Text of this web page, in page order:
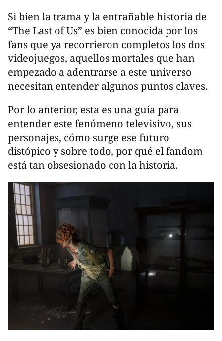
Si bien la trama y la entrañable historia de
“The Last of Us” es bien conocida por los
fans que ya recorrieron completos los dos
videojuegos, aquellos mortales que han
empezado a adentrarse a este universo
necesitan entender algunos puntos claves.
Por lo anterior, esta es una guía para
entender este fenómeno televisivo, sus
personajes, cómo surge ese futuro
distópico y sobre todo, por qué el fandom
está tan obsesionado con la historia.